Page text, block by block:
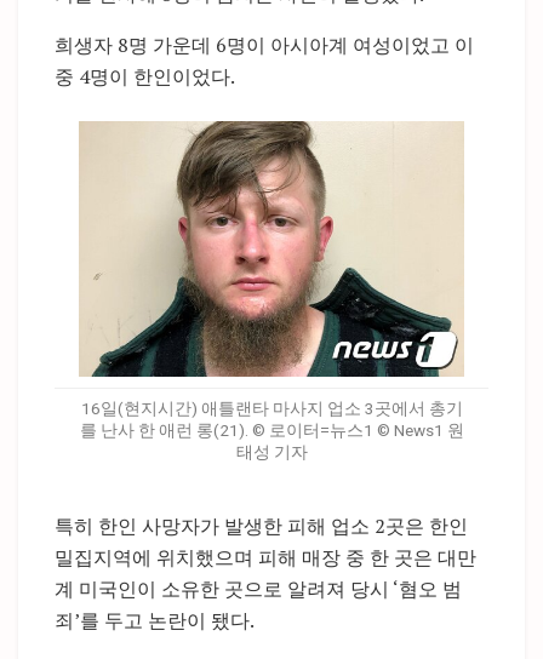
희생자 8명 가운데 6명이 아시아계 여성이었고 이
중 4명이 한인이었다.
16일(현지시간) 애틀랜타 마사지 업소 3곳에서 총기
를 난사 한 애런 롱(21). © 로이터=뉴스1 © News1 원
태성 기자
특히 한인 사망자가 발생한 피해 업소 2곳은 한인
밀집지역에 위치했으며 피해 매장 중 한 곳은 대만
계 미국인이 소유한 곳으로 알려져 당시 ‘혐오 범
죄’를 두고 논란이 됐다.